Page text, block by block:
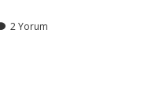
2 Yorum